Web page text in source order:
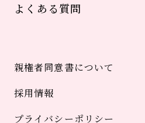
よくある質問
親権者同意書について
採用情報
プライバシーポリシー